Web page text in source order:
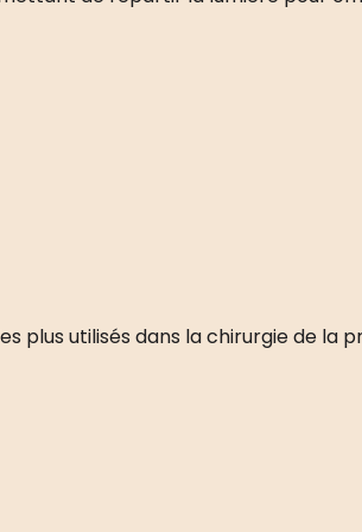
plus utilisés dans la chirurgie de la